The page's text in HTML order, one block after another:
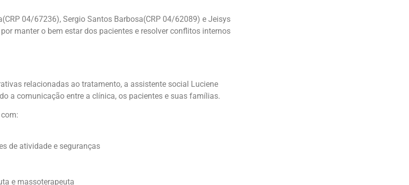
04/67236), Sergio Santos Barbosa(CRP 04/62089) e Jeisys
manter o bem estar dos pacientes e resolver conflitos internos
relacionadas ao tratamento, a assistente social Luciene
a comunicação entre a clínica, os pacientes e suas famílias.
de atividade e seguranças
e massoterapeuta